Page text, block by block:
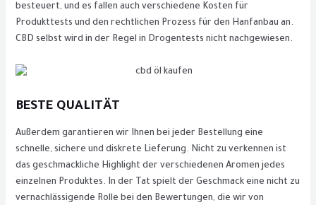
besteuert, und es fallen auch verschiedene Kosten für
Produkttests und den rechtlichen Prozess für den Hanfanbau an.
CBD selbst wird in der Regel in Drogentests nicht nachgewiesen.
BESTE QUALITÄT​
Außerdem garantieren wir Ihnen bei jeder Bestellung eine
schnelle, sichere und diskrete Lieferung. Nicht zu verkennen ist
das geschmackliche Highlight der verschiedenen Aromen jedes
einzelnen Produktes. In der Tat spielt der Geschmack eine nicht zu
vernachlässigende Rolle bei den Bewertungen, die wir von